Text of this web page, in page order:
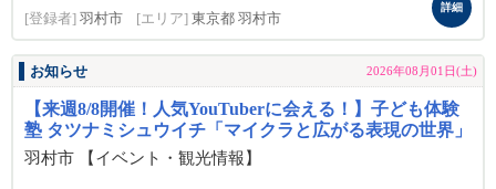
[登録者] 羽村市 [エリア] 東京都 羽村市
詳細
お知らせ 2026年08月01日(土)
【来週8/8開催！人気YouTuberに会える！】子ども体験
塾 タツナミシュウイチ「マイクラと広がる表現の世界」
羽村市 【イベント・観光情報】